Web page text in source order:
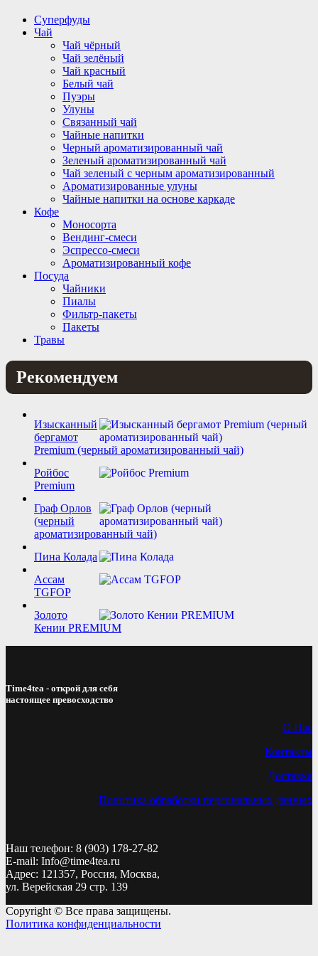
Суперфуды
Чай
Чай чёрный
Чай зелёный
Чай красный
Белый чай
Пуэры
Улуны
Связанный чай
Чайные напитки
Черный ароматизированный чай
Зеленый ароматизированный чай
Чай зеленый с черным ароматизированный
Ароматизированные улуны
Чайные напитки на основе каркаде
Кофе
Моносорта
Вендинг-смеси
Эспрессо-смеси
Ароматизированный кофе
Посуда
Чайники
Пиалы
Фильтр-пакеты
Пакеты
Травы
Рекомендуем
Изысканный
бергамот
Premium (черный ароматизированный чай)
Ройбос
Premium
Граф Орлов
(черный
ароматизированный чай)
Пина Колада
Ассам
TGFOP
Золото
Кении PREMIUM
Time4tea - открой для себя
настоящее превосходство
О Нас
Контакты
Доставка
Политика обработки персональных данных
Наш телефон: 8 (903) 178-27-82
E-mail: Info@time4tea.ru
Адрес: 121357, Россия, Москва,
ул. Верейская 29 стр. 139
Copyright © Все права защищены.
Политика конфиденциальности